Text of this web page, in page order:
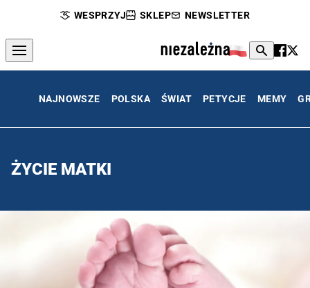
WESPRZYJ SKLEP NEWSLETTER
NAJNOWSZE POLSKA ŚWIAT PETYCJE MEMY
ŻYCIE MATKI